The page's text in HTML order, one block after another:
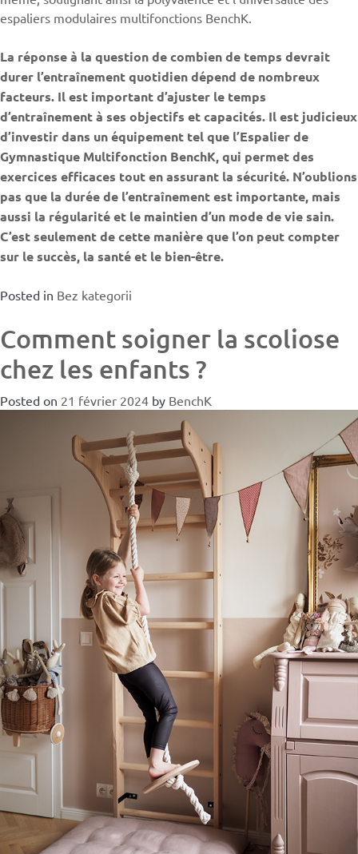
espaliers modulaires multifonctions BenchK.
La réponse à la question de combien de temps devrait
durer l’entraînement quotidien dépend de nombreux
facteurs. Il est important d’ajuster le temps
d’entraînement à ses objectifs et capacités. Il est judicieux
d’investir dans un équipement tel que l’Espalier de
Gymnastique Multifonction BenchK, qui permet des
exercices efficaces tout en assurant la sécurité. N’oublions
pas que la durée de l’entraînement est importante, mais
aussi la régularité et le maintien d’un mode de vie sain.
C’est seulement de cette manière que l’on peut compter
sur le succès, la santé et le bien-être.
Posted in Bez kategorii
Comment soigner la scoliose
chez les enfants ?
Posted on 21 février 2024 by BenchK